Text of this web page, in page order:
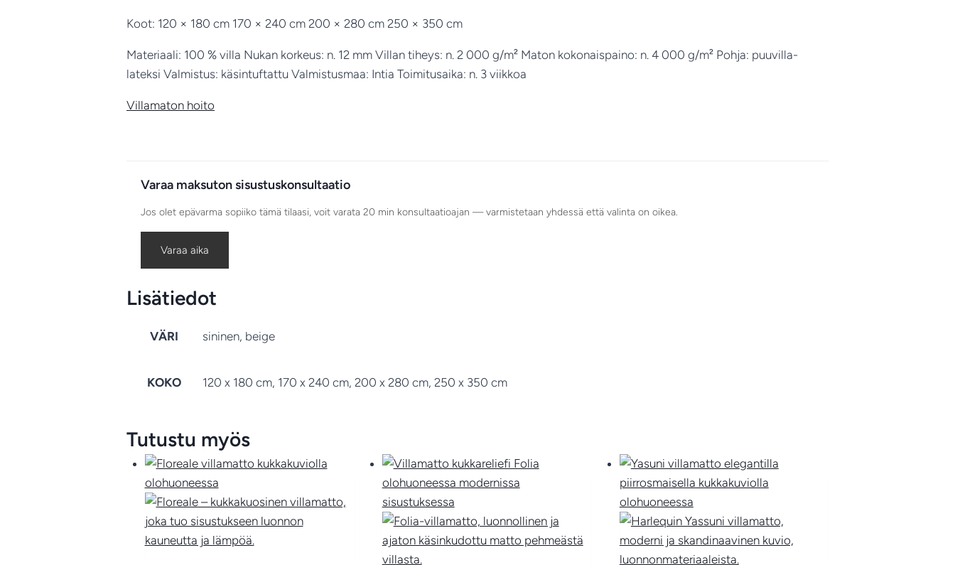
Koot: 120 × 180 cm 170 × 240 cm 200 × 280 cm 250 × 350 cm
Materiaali: 100 % villa Nukan korkeus: n. 12 mm Villan tiheys: n. 2 000 g/m² Maton kokonaispaino: n. 4 000 g/m² Pohja: puuvilla-
lateksi Valmistus: käsintuftattu Valmistusmaa: Intia Toimitusaika: n. 3 viikkoa
Villamaton hoito
Varaa maksuton sisustuskonsultaatio
Jos olet epävarma sopiiko tämä tilaasi, voit varata 20 min konsultaatioajan — varmistetaan yhdessä että valinta on oikea.
Varaa aika
Lisätiedot
VÄRI sininen, beige
KOKO 120 x 180 cm, 170 x 240 cm, 200 x 280 cm, 250 x 350 cm
Tutustu myös